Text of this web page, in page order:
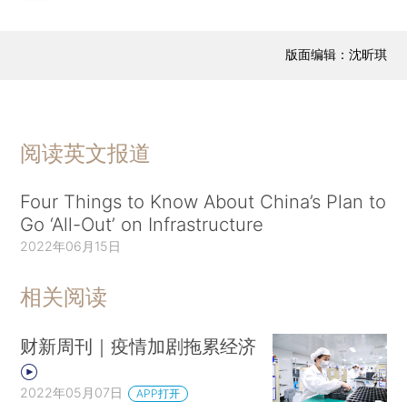
版面编辑：沈昕琪
阅读英文报道
Four Things to Know About China’s Plan to
Go ‘All-Out’ on Infrastructure
2022年06月15日
相关阅读
财新周刊｜疫情加剧拖累经济
2022年05月07日 APP打开